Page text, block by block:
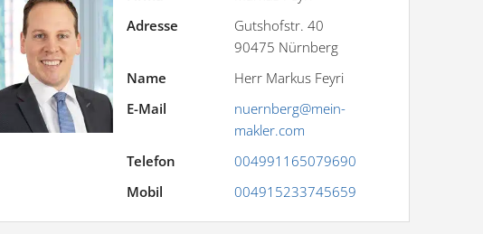
Adresse
Gutshofstr. 40
90475 Nürnberg
Name
Herr Markus Feyri
E-Mail
nuernberg@mein-
makler.com
Telefon
004991165079690
Mobil
004915233745659